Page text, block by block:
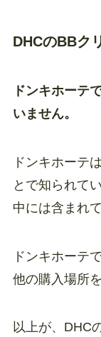
DHCのBBク
ドンキホーテ
いません。
ドンキホーテ
とで知られて
中には含まれ
ドンキホーテ
他の購入場所
以上が、DHC